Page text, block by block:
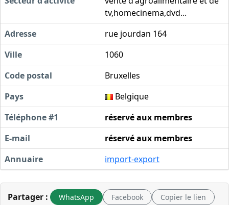
tv,homecinema,dvd...
Adresse
rue jourdan 164
Ville
1060
Code postal
Bruxelles
Pays
Belgique
Téléphone #1
réservé aux membres
E-mail
réservé aux membres
Annuaire
import-export
Partager : WhatsApp Facebook Copier le lien